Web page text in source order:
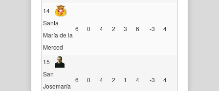
14
Santa
María de la
Merced
6 0 4 2 3 6 -3 4
15
San
Josemaría
6 0 4 2 1 4 -3 4